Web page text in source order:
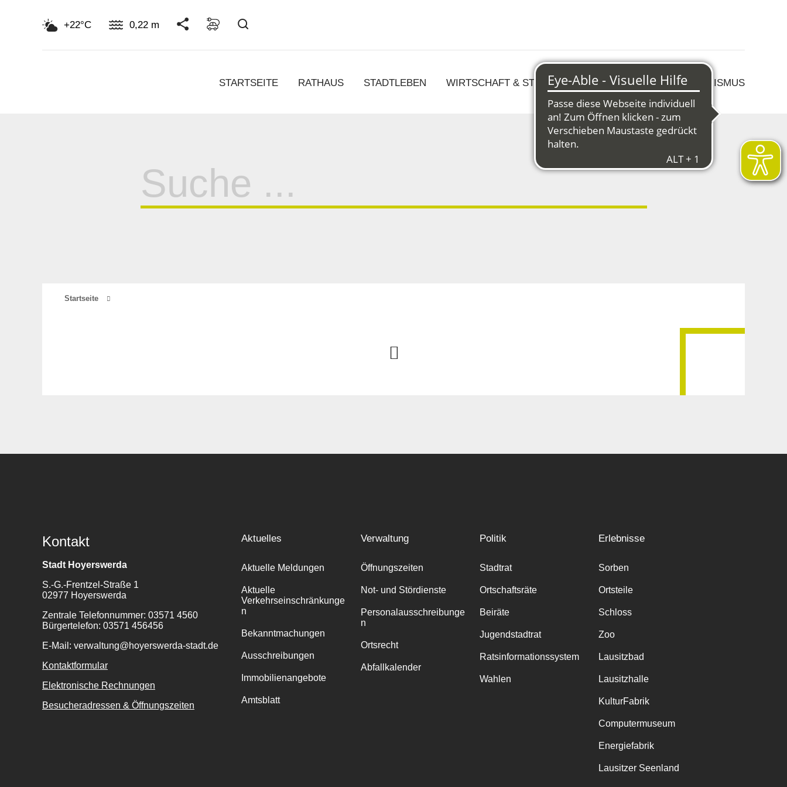
+22°C 0,22 m
STARTSEITE RATHAUS STADTLEBEN WIRTSCHAFT & STRUKTURWANDEL KULTUR & TOURISMUS
für:
Startseite
Kontakt
Stadt Hoyerswerda
S.-G.-Frentzel-Straße 1
02977 Hoyerswerda
Zentrale Telefonnummer: 03571 4560
Bürgertelefon: 03571 456456
E-Mail: verwaltung@hoyerswerda-stadt.de
Kontaktformular
Elektronische Rechnungen
Besucheradressen & Öffnungszeiten
Aktuelles
Aktuelle Meldungen
Aktuelle
Verkehrseinschränkunge
n
Bekanntmachungen
Ausschreibungen
Immobilienangebote
Amtsblatt
Verwaltung
Öffnungszeiten
Not- und Stördienste
Personalausschreibunge
n
Ortsrecht
Abfallkalender
Politik
Stadtrat
Ortschaftsräte
Beiräte
Jugendstadtrat
Ratsinformationssystem
Wahlen
Erlebnisse
Sorben
Ortsteile
Schloss
Zoo
Lausitzbad
Lausitzhalle
KulturFabrik
Computermuseum
Energiefabrik
Lausitzer Seenland